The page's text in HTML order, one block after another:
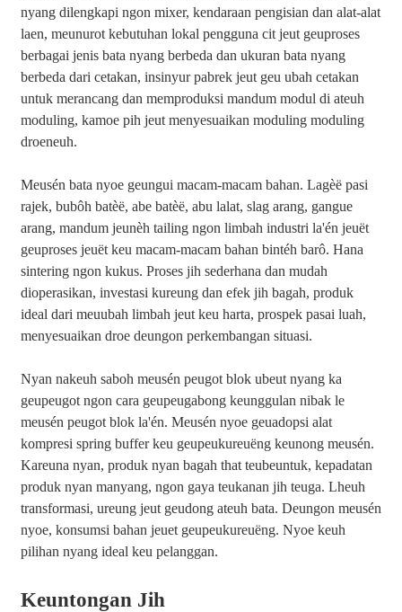
nyang dilengkapi ngon mixer, kendaraan pengisian dan alat-alat
laen, meunurot kebutuhan lokal pengguna cit jeut geuproses
berbagai jenis bata nyang berbeda dan ukuran bata nyang
berbeda dari cetakan, insinyur pabrek jeut geu ubah cetakan
untuk merancang dan memproduksi mandum modul di ateuh
moduling, kamoe pih jeut menyesuaikan moduling moduling
droeneuh.
Meusén bata nyoe geungui macam-macam bahan. Lagèë pasi
rajek, bubôh batèë, abe batèë, abu lalat, slag arang, gangue
arang, mandum jeunèh tailing ngon limbah industri la'én jeuët
geuproses jeuët keu macam-macam bahan bintéh barô. Hana
sintering ngon kukus. Proses jih sederhana dan mudah
dioperasikan, investasi kureung dan efek jih bagah, produk
ideal dari meuubah limbah jeut keu harta, prospek pasai luah,
menyesuaikan droe deungon perkembangan situasi.
Nyan nakeuh saboh meusén peugot blok ubeut nyang ka
geupeugot ngon cara geupeugabong keunggulan nibak le
meusén peugot blok la'én. Meusén nyoe geuadopsi alat
kompresi spring buffer keu geupeukureuëng keunong meusén.
Kareuna nyan, produk nyan bagah that teubeuntuk, kepadatan
produk nyan manyang, ngon gaya teukanan jih teuga. Lheuh
transformasi, ureung jeut geudong ateuh bata. Deungon meusén
nyoe, konsumsi bahan jeuet geupeukureuëng. Nyoe keuh
pilihan nyang ideal keu pelanggan.
Keuntongan Jih